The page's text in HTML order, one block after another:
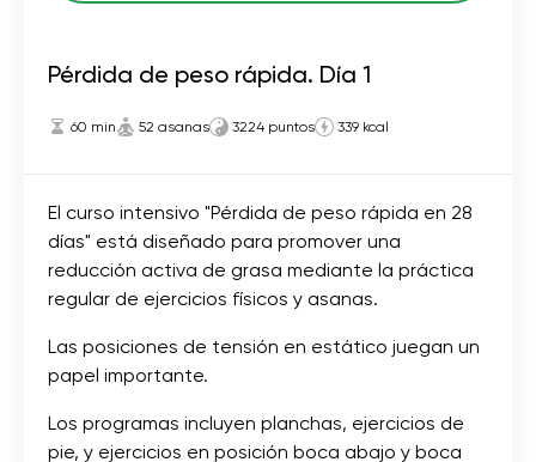
Pérdida de peso rápida. Día 1
60 min 52 asanas 3224 puntos 339 kcal
El curso intensivo "Pérdida de peso rápida en 28
días" está diseñado para promover una
reducción activa de grasa mediante la práctica
regular de ejercicios físicos y asanas.
Las posiciones de tensión en estático juegan un
papel importante.
Los programas incluyen planchas, ejercicios de
pie, y ejercicios en posición boca abajo y boca